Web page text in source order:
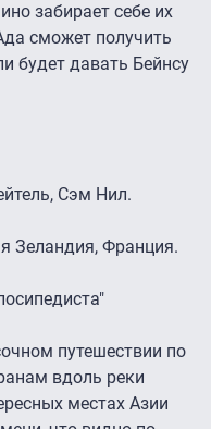
забирает себе их
сможет получить
будет давать Бейнсу
Сэм Нил.
Зеландия, Франция.
путешествии по
вдоль реки
местах Азии